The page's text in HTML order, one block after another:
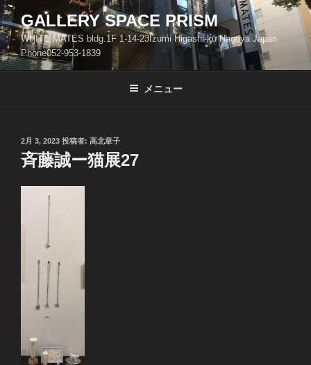
コ
ン
テ
ン
ツ
GALLERY SPACE PRISM
WHITE MATES bldg.1F 1-14-23Izumi Higashi-ku Nagoya Japan
Phone052-953-1839
メニュー
投
稿
日:
2月 3, 2023 投稿者: 高北章子
斉藤誠ー猫展27